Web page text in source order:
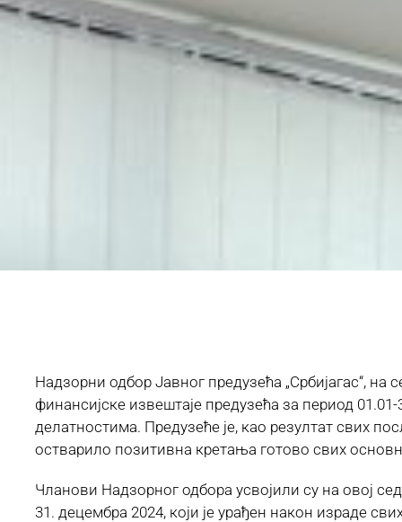
Надзорни одбор Јавног предузећа „Србијагас“, на
финансијске извештаје предузећа за период
делатностима. Предузеће је, као резултат свих
остварило позитивна кретања готово свих
Чланови Надзорног одбора усвојили су на овој
31. децембра 2024, који је урађен након израде